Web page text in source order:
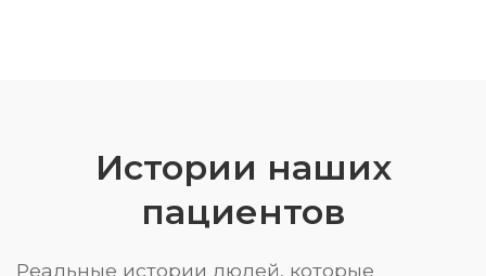
Истории наших
пациентов
Реальные истории людей, которые